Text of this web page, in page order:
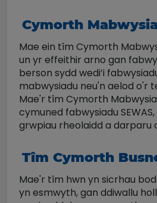
Cymorth
Mae ein tîm Cymorth
un yr effeithir arno gan
berson sydd wedi’i
mabwysiadu neu'n aelod o'r
Mae'r tîm Cymorth
cymuned fabwysiadu
grwpiau rheolaidd a darparu
Tîm Cymorth
Mae'r tîm hwn yn sicrhau bod
yn esmwyth, gan ddiwallu